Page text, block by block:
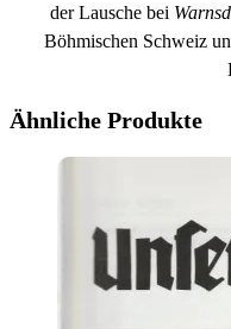
der Lausche bei
Böhmischen Schweiz
Ähnliche Produkte